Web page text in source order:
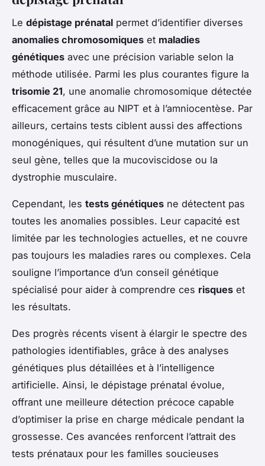
Le dépistage prénatal permet d’identifier diverses
anomalies chromosomiques et maladies
génétiques avec une précision variable selon la
méthode utilisée. Parmi les plus courantes figure la
trisomie 21, une anomalie chromosomique détectée
efficacement grâce au NIPT et à l’amniocentèse. Par
ailleurs, certains tests ciblent aussi des affections
monogéniques, qui résultent d’une mutation sur un
seul gène, telles que la mucoviscidose ou la
dystrophie musculaire.
Cependant, les tests génétiques ne détectent pas
toutes les anomalies possibles. Leur capacité est
limitée par les technologies actuelles, et ne couvre
pas toujours les maladies rares ou complexes. Cela
souligne l’importance d’un conseil génétique
spécialisé pour aider à comprendre ces risques et
les résultats.
Des progrès récents visent à élargir le spectre des
pathologies identifiables, grâce à des analyses
génétiques plus détaillées et à l’intelligence
artificielle. Ainsi, le dépistage prénatal évolue,
offrant une meilleure détection précoce capable
d’optimiser la prise en charge médicale pendant la
grossesse. Ces avancées renforcent l’attrait des
tests prénataux pour les familles soucieuses